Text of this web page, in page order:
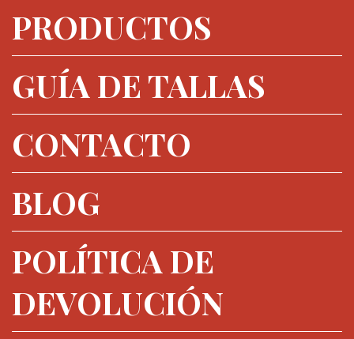
PRODUCTOS
GUÍA DE TALLAS
CONTACTO
BLOG
POLÍTICA DE
DEVOLUCIÓN